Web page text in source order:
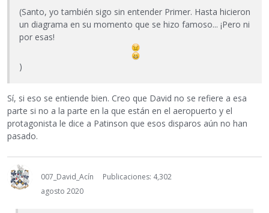
(Santo, yo también sigo sin entender Primer. Hasta hicieron
un diagrama en su momento que se hizo famoso... ¡Pero ni
por esas!
)
Sí, si eso se entiende bien. Creo que David no se refiere a esa
parte si no a la parte en la que están en el aeropuerto y el
protagonista le dice a Patinson que esos disparos aún no han
pasado.
007_David_Acín
Publicaciones: 4,302
agosto 2020